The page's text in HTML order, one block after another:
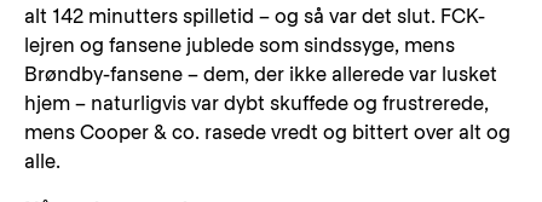
alt 142 minutters spilletid – og så var det slut. FCK-
lejren og fansene jublede som sindssyge, mens
Brøndby-fansene – dem, der ikke allerede var lusket
hjem – naturligvis var dybt skuffede og frustrerede,
mens Cooper & co. rasede vredt og bittert over alt og
alle.